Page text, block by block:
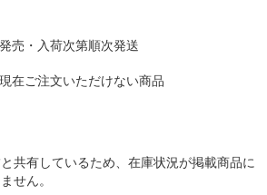
売・入荷次第順次発送
在ご注文いただけない商品
共有しているため、在庫状況が掲載商品に
せん。